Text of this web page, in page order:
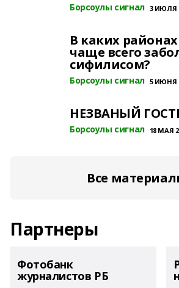
Борсоулы сигнал 3 ИЮЛЯ
В каких
чаще всего
сифилисом?
Борсоулы сигнал 5 ИЮНЯ
НЕЗВАНЫЙ
Борсоулы сигнал 18 МАЯ
Все
Партнеры
Фотобанк
журналистов РБ